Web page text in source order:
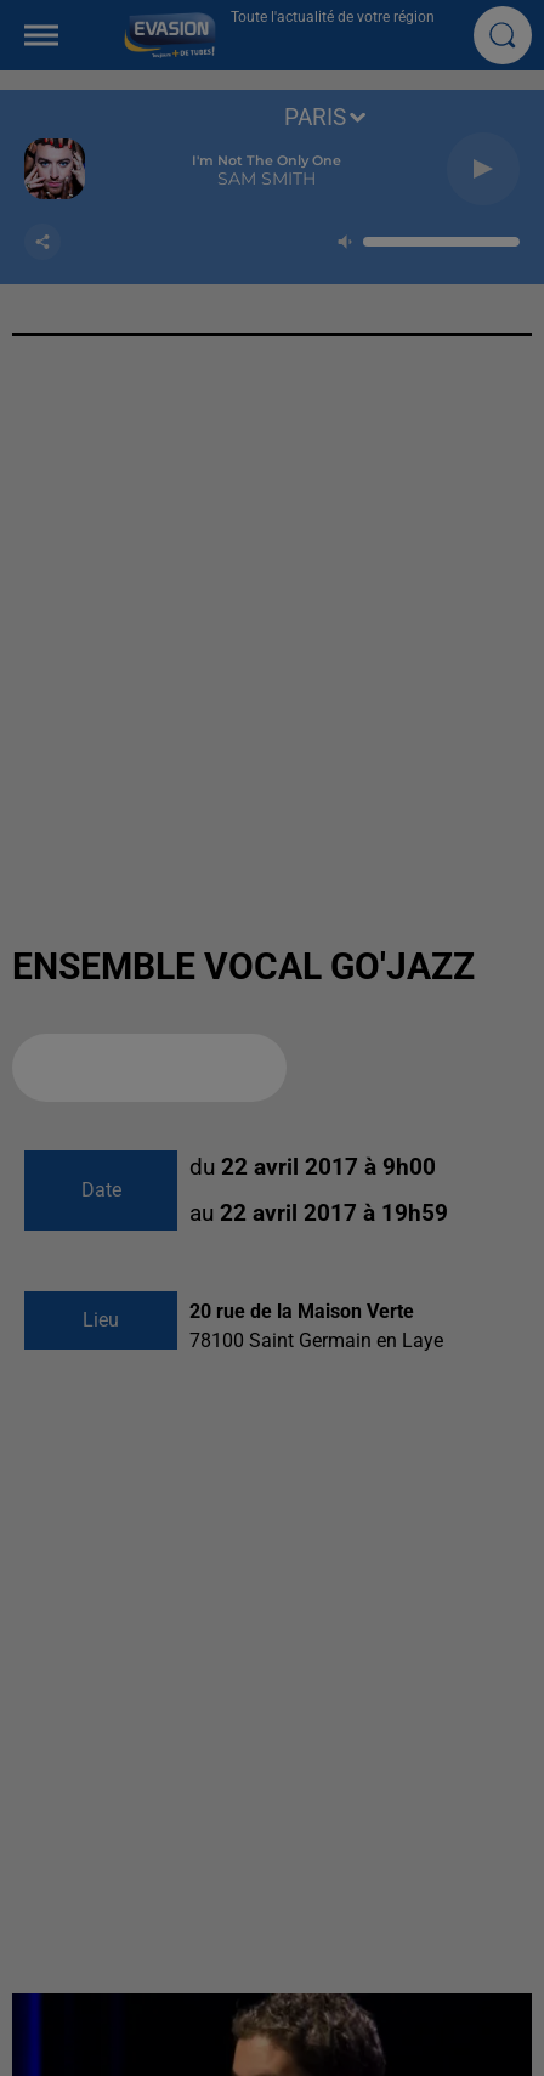
Toute l'actualité de votre région
I'm Not The Only One
SAM SMITH
PARIS
ENSEMBLE VOCAL GO'JAZZ
Date
du 22 avril 2017 à 9h00
au 22 avril 2017 à 19h59
Lieu
20 rue de la Maison Verte
78100 Saint Germain en Laye